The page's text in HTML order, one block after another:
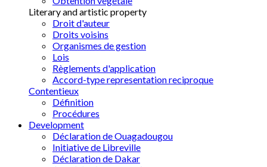
Literary and artistic property
Droit d'auteur
Droits voisins
Organismes de gestion
Lois
Règlements d'application
Accord-type representation reciproque
Contentieux
Définition
Procédures
Development
Déclaration de Ouagadougou
Initiative de Libreville
Déclaration de Dakar